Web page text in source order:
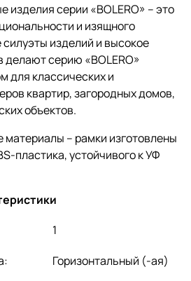
изделия серии «BOLERO» – это
и изящного
изделий и высокое
делают серию «BOLERO»
для классических и
квартир, загородных домов,
объектов.
– рамки изготовлены
пластика, устойчивого к УФ
1
Горизонтальный (-ая)